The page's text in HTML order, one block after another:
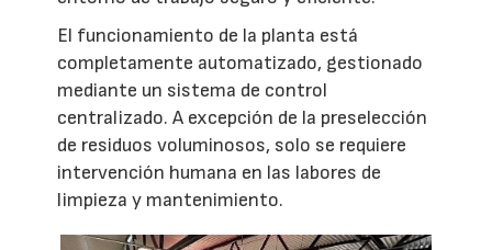
El funcionamiento de la planta está
completamente automatizado, gestionado
mediante un sistema de control
centralizado. A excepción de la preselección
de residuos voluminosos, solo se requiere
intervención humana en las labores de
limpieza y mantenimiento.